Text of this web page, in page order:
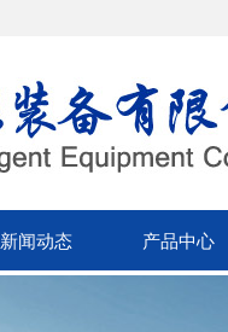
新闻动态 产品中心